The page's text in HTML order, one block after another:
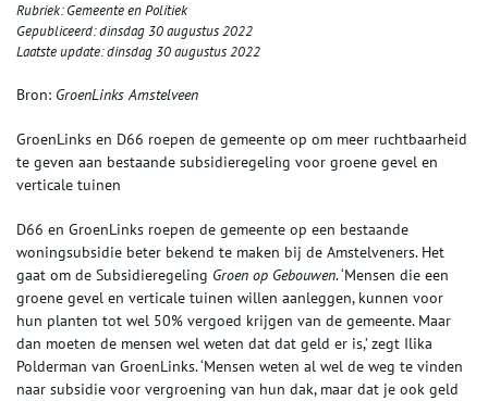
Rubriek:Gemeente en Politiek
Gepubliceerd:dinsdag 30 augustus 2022
Laatste update:dinsdag 30 augustus 2022
Bron: GroenLinks Amstelveen
GroenLinks en D66 roepen de gemeente op om meer ruchtbaarheid
te geven aan bestaande subsidieregeling voor groene gevel en
verticale tuinen
D66 en GroenLinks roepen de gemeente op een bestaande
woningsubsidie beter bekend te maken bij de Amstelveners. Het
gaat om de Subsidieregeling Groen op Gebouwen. ‘Mensen die een
groene gevel en verticale tuinen willen aanleggen, kunnen voor
hun planten tot wel 50% vergoed krijgen van de gemeente. Maar
dan moeten de mensen wel weten dat dat geld er is,’ zegt Ilika
Polderman van GroenLinks. ‘Mensen weten al wel de weg te vinden
naar subsidie voor vergroening van hun dak, maar dat je ook geld